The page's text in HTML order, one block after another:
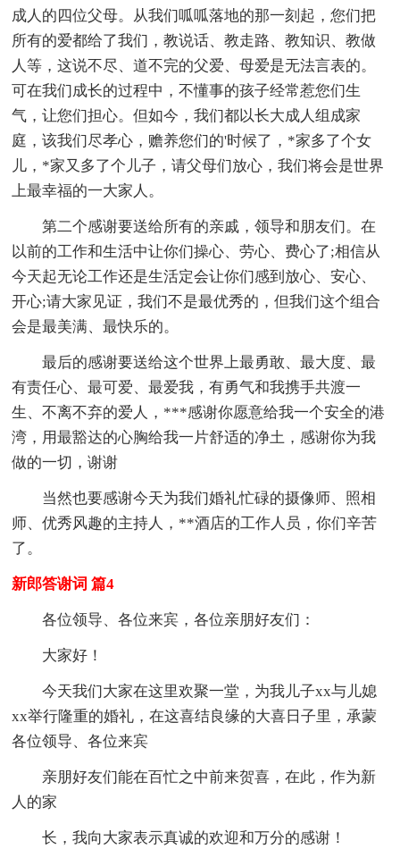
成人的四位父母。从我们呱呱落地的那一刻起，您们把
所有的爱都给了我们，教说话、教走路、教知识、教做
人等，这说不尽、道不完的父爱、母爱是无法言表的。
可在我们成长的过程中，不懂事的孩子经常惹您们生
气，让您们担心。但如今，我们都以长大成人组成家
庭，该我们尽孝心，赡养您们的'时候了，*家多了个女
儿，*家又多了个儿子，请父母们放心，我们将会是世界
上最幸福的一大家人。
第二个感谢要送给所有的亲戚，领导和朋友们。在
以前的工作和生活中让你们操心、劳心、费心了;相信从
今天起无论工作还是生活定会让你们感到放心、安心、
开心;请大家见证，我们不是最优秀的，但我们这个组合
会是最美满、最快乐的。
最后的感谢要送给这个世界上最勇敢、最大度、最
有责任心、最可爱、最爱我，有勇气和我携手共渡一
生、不离不弃的爱人，***感谢你愿意给我一个安全的港
湾，用最豁达的心胸给我一片舒适的净土，感谢你为我
做的一切，谢谢
当然也要感谢今天为我们婚礼忙碌的摄像师、照相
师、优秀风趣的主持人，**酒店的工作人员，你们辛苦
了。
新郎答谢词 篇4
各位领导、各位来宾，各位亲朋好友们：
大家好！
今天我们大家在这里欢聚一堂，为我儿子xx与儿媳
xx举行隆重的婚礼，在这喜结良缘的大喜日子里，承蒙
各位领导、各位来宾
亲朋好友们能在百忙之中前来贺喜，在此，作为新
人的家
长，我向大家表示真诚的欢迎和万分的感谢！